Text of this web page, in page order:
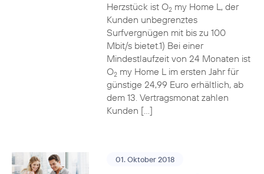
Herzstück ist O2my Home L, der
Kunden unbegrenztes
Surfvergnügen mit bis zu 100
Mbit/s bietet.1) Bei einer
Mindestlaufzeit von 24 Monaten ist
O2my Home L im ersten Jahr für
günstige 24,99 Euro erhältlich, ab
dem 13. Vertragsmonat zahlen
Kunden […]
01. Oktober 2018